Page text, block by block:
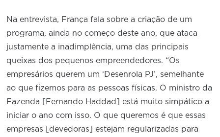
Na entrevista, França fala sobre a criação de um
programa, ainda no começo deste ano, que ataca
justamente a inadimplência, uma das principais
queixas dos pequenos empreendedores. “Os
empresários querem um ‘Desenrola PJ’, semelhante
ao que fizemos para as pessoas físicas. O ministro da
Fazenda [Fernando Haddad] está muito simpático a
iniciar o ano com isso. O que queremos é que essas
empresas [devedoras] estejam regularizadas para